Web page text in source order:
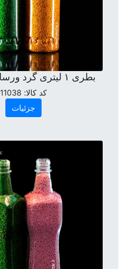
بطری ۱ لیتری گرد ورساچه دهانه ۲۸
کد کالا: 11038
جزئیات